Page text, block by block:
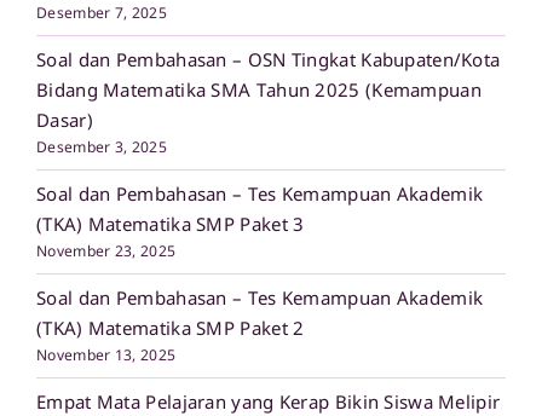
Desember 7, 2025
Soal dan Pembahasan – OSN Tingkat Kabupaten/Kota
Bidang Matematika SMA Tahun 2025 (Kemampuan
Dasar)
Desember 3, 2025
Soal dan Pembahasan – Tes Kemampuan Akademik
(TKA) Matematika SMP Paket 3
November 23, 2025
Soal dan Pembahasan – Tes Kemampuan Akademik
(TKA) Matematika SMP Paket 2
November 13, 2025
Empat Mata Pelajaran yang Kerap Bikin Siswa Melipir